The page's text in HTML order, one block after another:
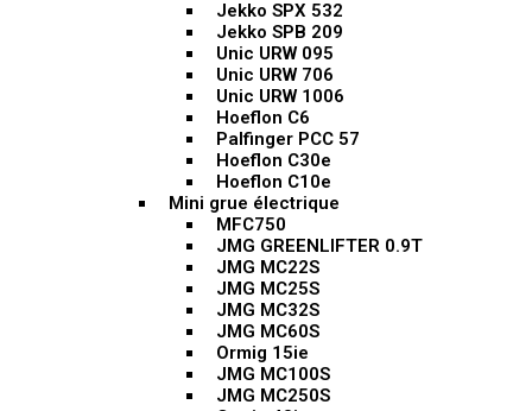
Jekko SPX 532
Jekko SPB 209
Unic URW 095
Unic URW 706
Unic URW 1006
Hoeflon C6
Palfinger PCC 57
Hoeflon C30e
Hoeflon C10e
Mini grue électrique
MFC750
JMG GREENLIFTER 0.9T
JMG MC22S
JMG MC25S
JMG MC32S
JMG MC60S
Ormig 15ie
JMG MC100S
JMG MC250S